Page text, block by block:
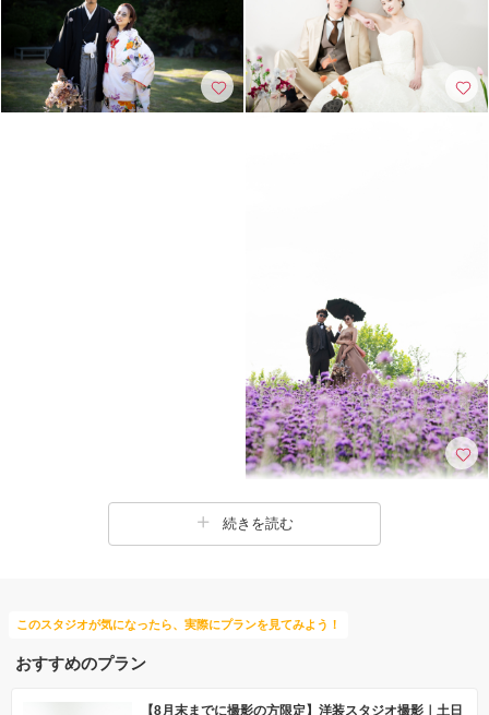
続きを読む
このスタジオが気になったら、実際にプランを見てみよう！
おすすめのプラン
【8月末までに撮影の方限定】洋装スタジオ撮影｜土日